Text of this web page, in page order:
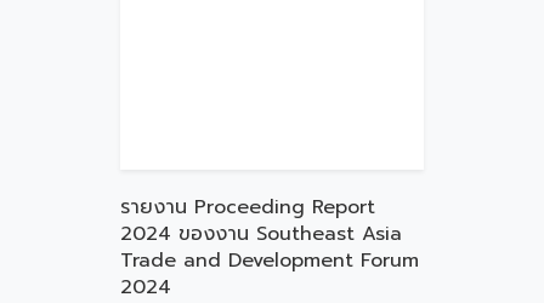
รายงาน Proceeding Report
2024 ของงาน Southeast Asia
Trade and Development Forum
2024